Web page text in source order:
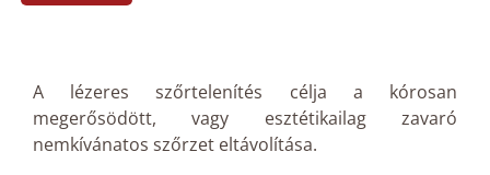
A lézeres szőrtelenítés célja a kórosan
megerősödött, vagy esztétikailag zavaró
nemkívánatos szőrzet eltávolítása.